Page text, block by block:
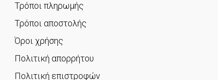
Τρόποι πληρωμής
Τρόποι αποστολής
Όροι χρήσης
Πολιτική απορρήτου
Πολιτική επιστροφών